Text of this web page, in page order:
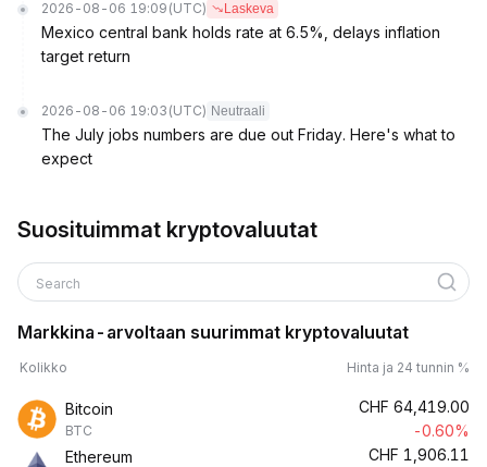
2026-08-06 19:09 (UTC) Laskeva
Mexico central bank holds rate at 6.5%, delays inflation
target return
2026-08-06 19:03 (UTC) Neutraali
The July jobs numbers are due out Friday. Here's what to
expect
Suosituimmat kryptovaluutat
Search
Markkina-arvoltaan suurimmat kryptovaluutat
Kolikko Hinta ja 24 tunnin %
Bitcoin
BTC
CHF 64,419.00
-0.60%
Ethereum
CHF 1,906.11